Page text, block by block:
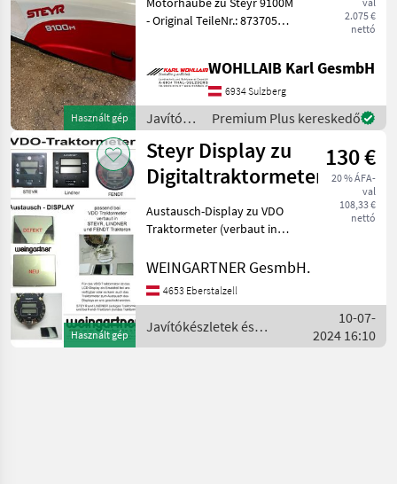
Használt gép
2.075 €
nettó
- Original TeileNr.: 87370573
Motorhaube - Leichte
Lackschäden vorhanden -
WOHLLAIB Karl GesmbH
6934 Sulzberg
Javítókészletek
és
alkatrészek
/ Steyr
Premium Plus kereskedő
Használt gép
Steyr Display zu
Digitaltraktormeter
130 €
20 % ÁFA-
val
108,33 €
nettó
Austausch-Display zu VDO
Traktormeter (verbaut in
Traktoren) Digital-Display 2-
Traktormeter ist das LCD-
WEINGARTNER GesmbH.
4653 Eberstalzell
Javítókészletek és
alkatrészek / Steyr
10-07-
2024 16:10